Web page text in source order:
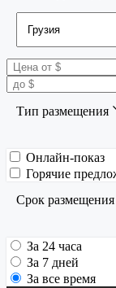
Тип размещения
Онлайн-показ
Горячие
Срок размещения
За 24 часа
За 7 дней
За все время